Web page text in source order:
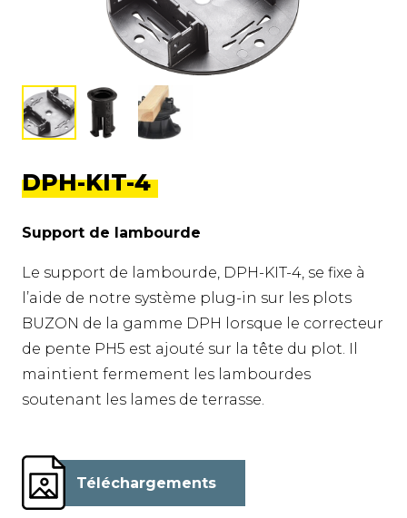
DPH-KIT-4
Support de lambourde
Le support de lambourde, DPH-KIT-4, se fixe à
l’aide de notre système plug-in sur les plots
BUZON de la gamme DPH lorsque le correcteur
de pente PH5 est ajouté sur la tête du plot. Il
maintient fermement les lambourdes
soutenant les lames de terrasse.
Téléchargements